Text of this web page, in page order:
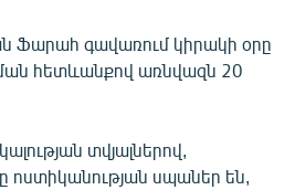
Ֆարահ գավառում կիրակի օրը
հետևանքով առնվազն 20
տվյալներով,
ոստիկանության սպաներ են,